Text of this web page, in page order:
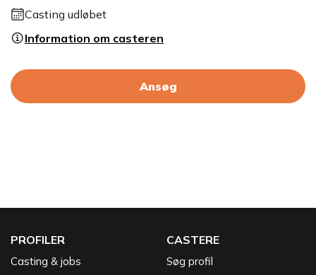
Casting udløbet
Information om casteren
Ansøg
PROFILER
Casting & jobs
CASTERE
Søg profil